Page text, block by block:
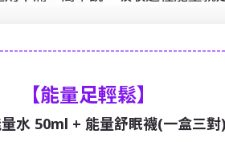
【能量足輕鬆】
水 50ml + 能量舒眠襪(一盒三對)